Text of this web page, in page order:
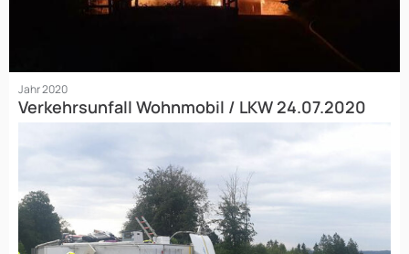
Jahr 2020
Verkehrsunfall Wohnmobil / LKW 24.07.2020